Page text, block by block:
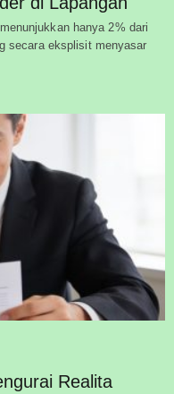
hanya 2% dari
secara eksplisit menyasar
Realita